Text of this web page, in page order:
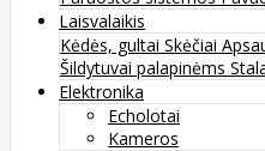
Laisvalaikis
Kėdės, gultai Skėčiai
Šildytuvai palapinėms
Elektronika
Echolotai
Kameros